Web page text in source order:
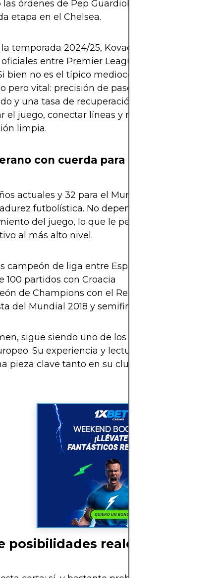
las órdenes de Pep Guardiola, donde llegó tras
etapa en el Chelsea.
temporada 2024/25, Kovacic ha disputado
entre Premier League, Champions y
bien no es el típico mediocentro goleador, su
pero vital: precisión de pase del 91%, 1.7
y una tasa de recuperación de balón altísima.
el juego, conectar líneas y romper presiones
limpia.
con cuerda para rato
actuales y 32 para el Mundial, Mateo se
futbolística. No depende de la velocidad,
del juego, lo que le permite seguir siendo
al más alto nivel.
campeón de liga entre España e Inglaterra
100 partidos con Croacia
de Champions con el Real Madrid
del Mundial 2018 y semifinalista en 2022
sigue siendo uno de los mejores “box to
Su experiencia y lectura táctica lo
pieza clave tanto en su club como en su
posibilidades reales de ir al